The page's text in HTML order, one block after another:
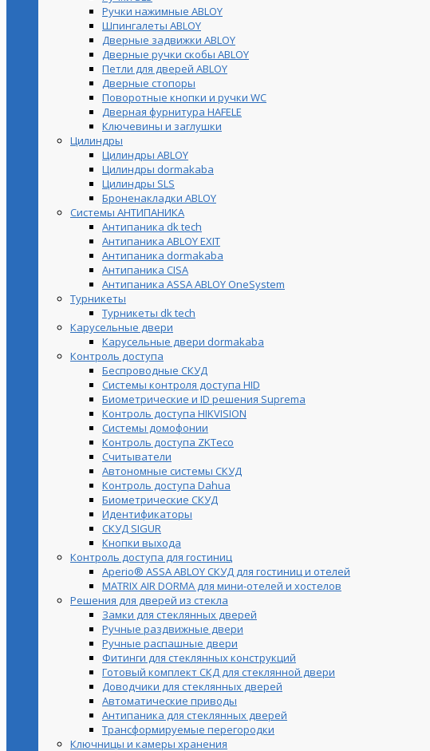
Ручки нажимные ABLOY
Шпингалеты ABLOY
Дверные задвижки ABLOY
Дверные ручки скобы ABLOY
Петли для дверей ABLOY
Дверные стопоры
Поворотные кнопки и ручки WC
Дверная фурнитура HAFELE
Ключевины и заглушки
Цилиндры
Цилиндры ABLOY
Цилиндры dormakaba
Цилиндры SLS
Броненакладки ABLOY
Системы АНТИПАНИКА
Антипаника dk tech
Антипаника ABLOY EXIT
Антипаника dormakaba
Антипаника СISA
Антипаника ASSA ABLOY OneSystem
Турникеты
Турникеты dk tech
Карусельные двери
Карусельные двери dormakaba
Контроль доступа
Беспроводные СКУД
Системы контроля доступа HID
Биометрические и ID решения Suprema
Контроль доступа HIKVISION
Системы домофонии
Контроль доступа ZKTeco
Считыватели
Автономные системы СКУД
Контроль доступа Dahua
Биометрические СКУД
Идентификаторы
СКУД SIGUR
Кнопки выхода
Контроль доступа для гостиниц
Aperio® ASSA ABLOY СКУД для гостиниц и отелей
MATRIX AIR DORMA для мини-отелей и хостелов
Решения для дверей из стекла
Замки для стеклянных дверей
Ручные раздвижные двери
Ручные распашные двери
Фитинги для стеклянных конструкций
Готовый комплект СКД для стеклянной двери
Доводчики для стеклянных дверей
Автоматические приводы
Антипаника для стеклянных дверей
Трансформируемые перегородки
Ключницы и камеры хранения